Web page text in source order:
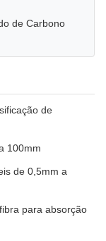
de Carbono
de
100mm
de 0,5mm a
para absorção